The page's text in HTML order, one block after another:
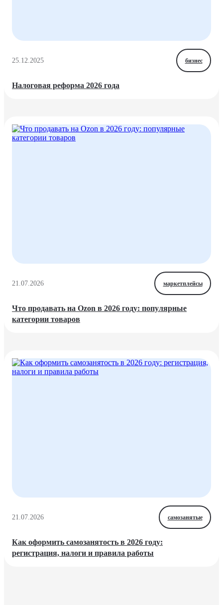
25.12.2025 бизнес
Налоговая реформа 2026 года
21.07.2026 маркетплейсы
Что продавать на Ozon в 2026 году: популярные
категории товаров
21.07.2026 самозанятые
Как оформить самозанятость в 2026 году:
регистрация, налоги и правила работы